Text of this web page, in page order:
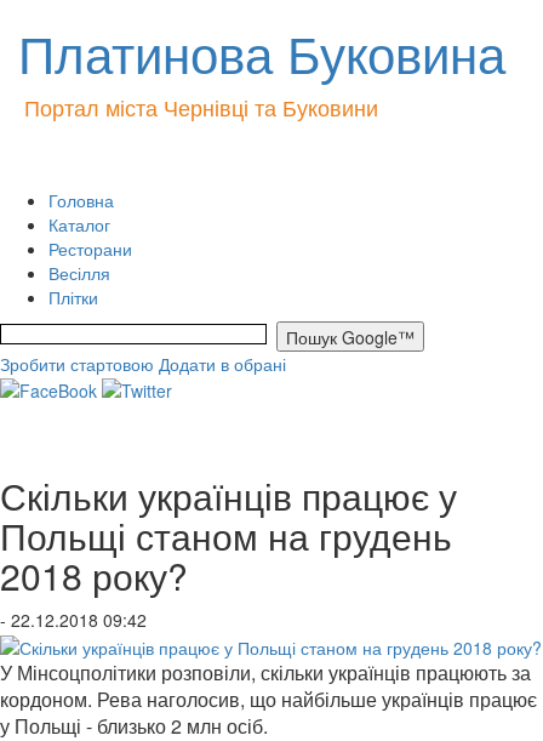
Платинова Буковина
Портал міста Чернівці та Буковини
Головна
Каталог
Ресторани
Весілля
Плітки
Зробити стартовою Додати в обрані
Скільки українців працює у
Польщі станом на грудень
2018 року?
- 22.12.2018 09:42
У Мінсоцполітики розповіли, скільки українців працюють за
кордоном. Рева наголосив, що найбільше українців працює
у Польщі - близько 2 млн осіб.